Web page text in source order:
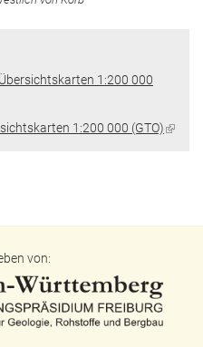
1:200 000
1:200 000 (GTO)(Link
von: